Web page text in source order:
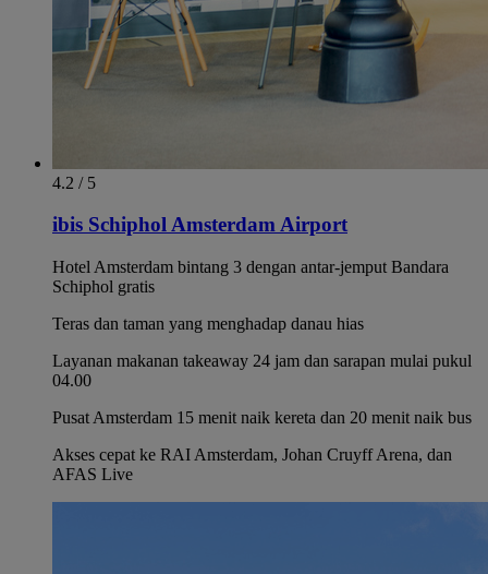
4.2 / 5
ibis Schiphol Amsterdam Airport
Hotel Amsterdam bintang 3 dengan antar-jemput Bandara
Schiphol gratis
Teras dan taman yang menghadap danau hias
Layanan makanan takeaway 24 jam dan sarapan mulai pukul
04.00
Pusat Amsterdam 15 menit naik kereta dan 20 menit naik bus
Akses cepat ke RAI Amsterdam, Johan Cruyff Arena, dan
AFAS Live